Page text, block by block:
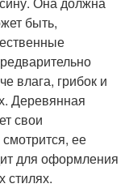
быть,
влага, грибок и
Деревянная
свои
ее
для оформления
стилях.